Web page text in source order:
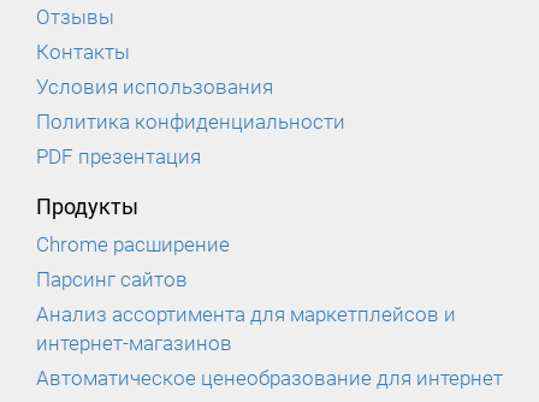
Отзывы
Контакты
Условия использования
Политика конфиденциальности
PDF презентация
Продукты
Chrome расширение
Парсинг сайтов
Анализ ассортимента для маркетплейсов и
интернет-магазинов
Автоматическое ценеобразование для интернет